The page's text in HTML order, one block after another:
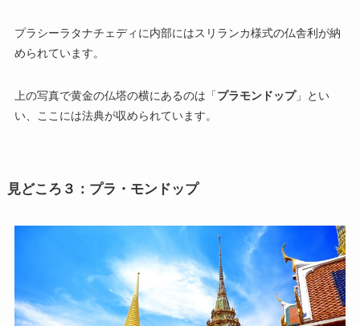
プラシーラタナチェディに内部にはスリランカ様式の仏舎利が納
められています。
上の写真で黄金の仏塔の横にあるのは「プラモンドップ」とい
い、ここには法典が収められています。
見どころ３：プラ・モンドップ